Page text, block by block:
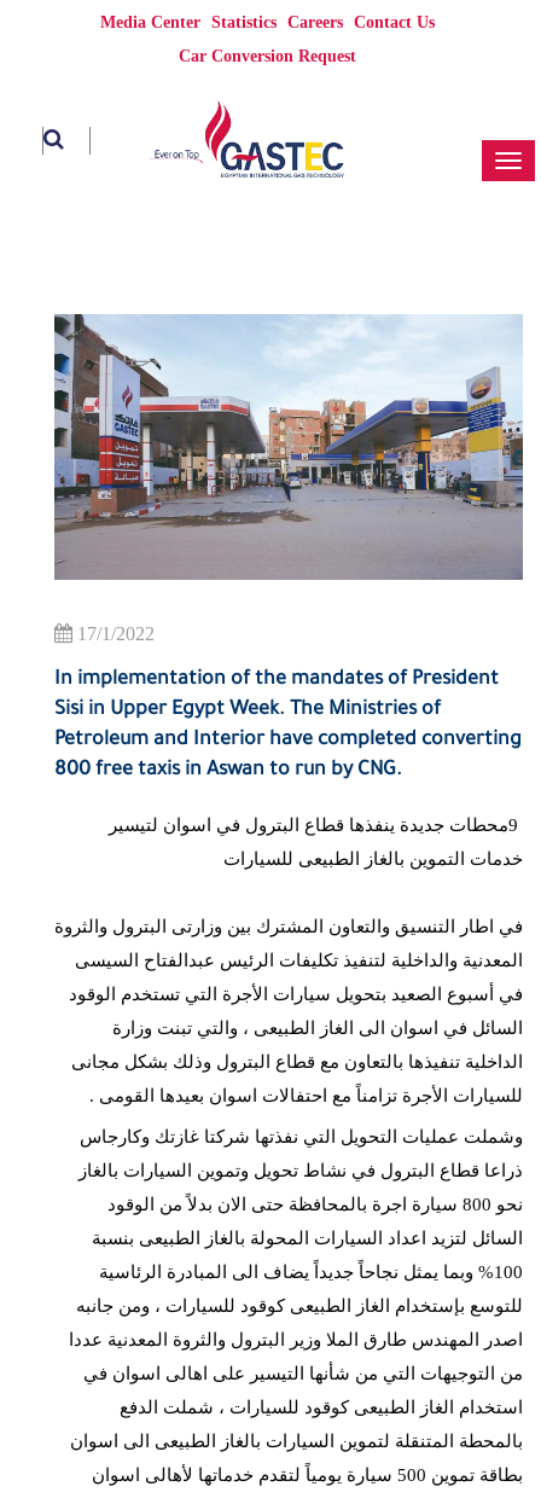
Media Center Statistics Careers Contact Us
Car Conversion Request
17/1/2022
In implementation of the mandates of President
Sisi in Upper Egypt Week. The Ministries of
Petroleum and Interior have completed converting
800 free taxis in Aswan to run by CNG.
9محطات جديدة ينفذها قطاع البترول في اسوان لتيسير
خدمات التموين بالغاز الطبيعى للسيارات
في اطار التنسيق والتعاون المشترك بين وزارتى البترول والثروة
المعدنية والداخلية لتنفيذ تكليفات الرئيس عبدالفتاح السيسى
في أسبوع الصعيد بتحويل سيارات الأجرة التي تستخدم الوقود
السائل في اسوان الى الغاز الطبيعى ، والتي تبنت وزارة
الداخلية تنفيذها بالتعاون مع قطاع البترول وذلك بشكل مجانى
للسيارات الأجرة تزامناً مع احتفالات اسوان بعيدها القومى .
وشملت عمليات التحويل التي نفذتها شركتا غازتك وكارجاس
ذراعا قطاع البترول في نشاط تحويل وتموين السيارات بالغاز
نحو 800 سيارة اجرة بالمحافظة حتى الان بدلاً من الوقود
السائل لتزيد اعداد السيارات المحولة بالغاز الطبيعى بنسبة
100% وبما يمثل نجاحاً جديداً يضاف الى المبادرة الرئاسية
للتوسع بإستخدام الغاز الطبيعى كوقود للسيارات ، ومن جانبه
اصدر المهندس طارق الملا وزير البترول والثروة المعدنية عددا
من التوجيهات التي من شأنها التيسير على اهالى اسوان في
استخدام الغاز الطبيعى كوقود للسيارات ، شملت الدفع
بالمحطة المتنقلة لتموين السيارات بالغاز الطبيعى الى اسوان
بطاقة تموين 500 سيارة يومياً لتقدم خدماتها لأهالى اسوان